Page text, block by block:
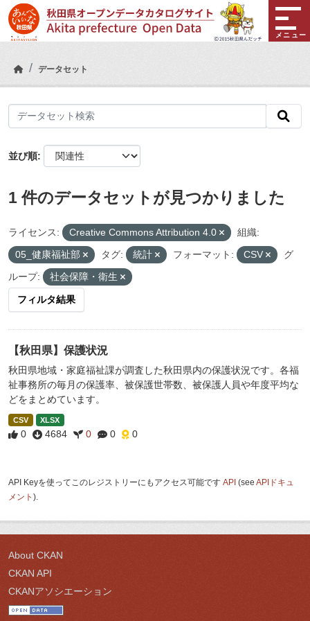
Skip to main content
メニュー
データセット
並び順
1 件のデータセットが見つかりました
ライセンス: Creative Commons Attribution 4.0
組織:
05_健康福祉部
タグ: 統計 フォーマット: CSV
グ
ループ:
社会保障・衛生
フィルタ結果
【秋田県】保護状況
秋田県地域・家庭福祉課が調査した秋田県内の保護状況です。各福
祉事務所の毎月の保護率、被保護世帯数、被保護人員や年度平均な
どをまとめています。
CSV XLSX
0 4684 0 0 0
API Keyを使ってこのレジストリーにもアクセス可能です API (see APIドキュ
メント ).
About CKAN
CKAN API
CKANアソシエーション